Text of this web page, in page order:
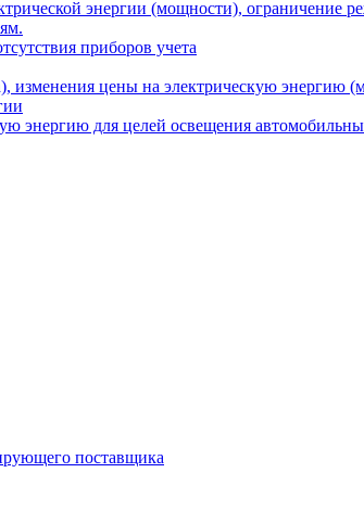
энергии (мощности), ограничение
приборов учета
изменения цены на электрическую энергию
энергию для целей освещения
поставщика